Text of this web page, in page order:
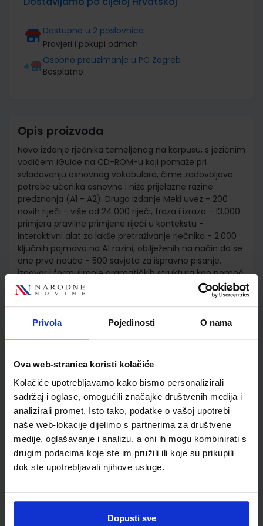
Privola Pojedinosti O nama
Ova web-stranica koristi kolačiće
Kolačiće upotrebljavamo kako bismo personalizirali
sadržaj i oglase, omogućili značajke društvenih medija i
analizirali promet. Isto tako, podatke o vašoj upotrebi
naše web-lokacije dijelimo s partnerima za društvene
medije, oglašavanje i analizu, a oni ih mogu kombinirati s
drugim podacima koje ste im pružili ili koje su prikupili
dok ste upotrebljavali njihove usluge.
Dopusti sve
Dostupno u 2 poslovnica
Provjeri i pokupi odmah
Osobno preuzimanje u PC Zagreb
Besplatno
Opis proizvoda
Novo izdanje rječnika temeljenog na korpusu, s jezičnim
vodičem iGuide na CD-ROM-u koji pomaže pri
svladavanju osnovnog vokabulara, čime zadovoljava
potrebe učenika osnovne i niže prijelazne razine
predznanja (A1 - A2). Drugo izdanje Meki uvez - 200
novih riječi - više od 24.000 riječi, fraza i izraza - 13.000
primjera pravilne primjene riječi u kontekstu -
interaktivni alat za lakše pretraživanje rječnika - 2.000
ključnih pojmova na A1 razini, obilježenih na način da se
one prve nauče - 500 savjeta za ispravno pisanje,
izgovor i formuliranje gramatičkih struktura kao pomoć
pri izbjegavanju grešaka - slikovni rječnik na 16 stranica,
organiziran po leksičkim grupama (npr. hrana i piće,
životinje, prijevozna sredstva).
Detalji proizvoda
Šifra proizvoda
525434
Jedinična mjera
kom